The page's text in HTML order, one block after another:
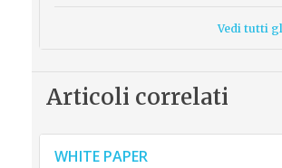
Vedi tutti
Articoli correlati
WHITE PAPER